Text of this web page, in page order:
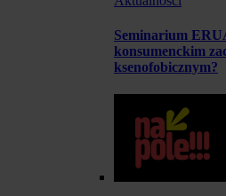
Seminarium
konsumenckim
ksenofobicznym?